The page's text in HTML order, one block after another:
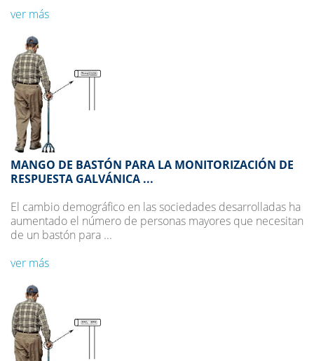
ver más
MANGO DE BASTÓN PARA LA MONITORIZACIÓN DE
RESPUESTA GALVÁNICA ...
El cambio demográfico en las sociedades desarrolladas ha
aumentado el número de personas mayores que necesitan
de un bastón para ...
ver más